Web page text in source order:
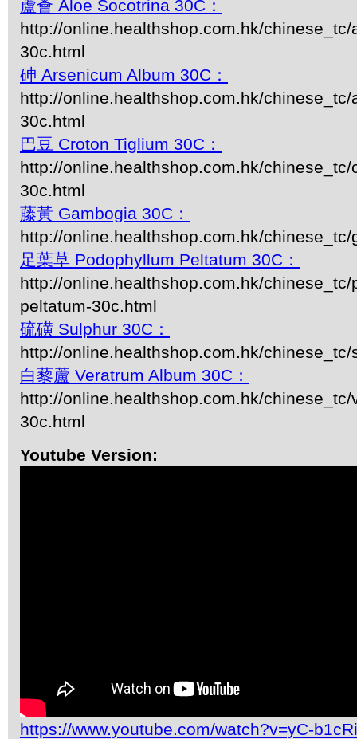
蘆薈 Aloe Socotrina 30C：
http://online.healthshop.com.hk/
30c.html
砷 Arsenicum Album 30C：
http://online.healthshop.com.hk/
30c.html
巴豆 Croton Tiglium 30C：
http://online.healthshop.com.hk/chinese_tc/
30c.html
藤黃 Gambogia 30C：
http://online.healthshop.com.hk/
足葉草 Podophyllum Peltatum 30C：
http://online.healthshop.com.hk/chinese_tc/
peltatum-30c.html
硫磺 Sulphur 30C：
http://online.healthshop.com.hk/
白藜蘆 Veratrum Album 30C：
http://online.healthshop.com.hk/
30c.html
Youtube Version:
https://www.youtube.com/watch?v=yC-